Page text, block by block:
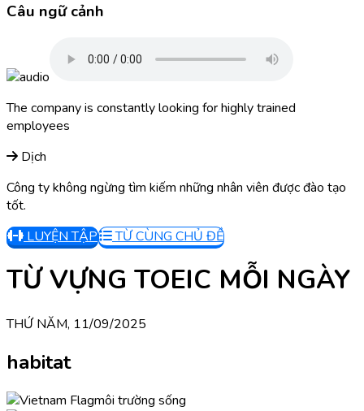
Câu ngữ cảnh
The company is constantly looking for highly trained
employees
Dịch
Công ty không ngừng tìm kiếm những nhân viên được đào tạo
tốt.
LUYỆN TẬP
TỪ CÙNG CHỦ ĐỀ
TỪ VỰNG TOEIC MỖI NGÀY
THỨ NĂM, 11/09/2025
habitat
môi trường sống